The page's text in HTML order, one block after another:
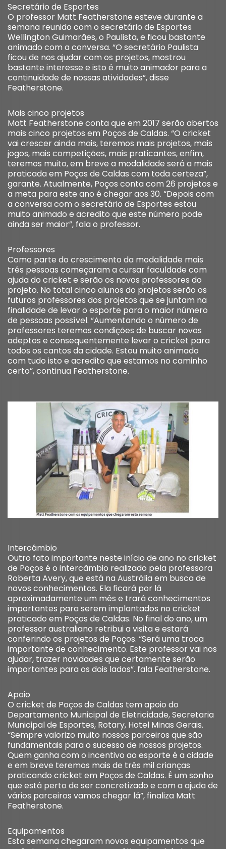
Secretário de Esportes
O professor Matt Featherstone esteve durante a
semana reunido com o secretário de Esportes
Wellington Guimarães, o Paulista, e ficou bastante
animado com a conversa. “O secretário Paulista
ficou de nos ajudar com os projetos, mostrou
bastante interesse e isto é muito animador para a
continuidade de nossas atividades”, disse
Featherstone.
Mais cinco projetos
Matt Featherstone conta que em 2017 serão abertos
mais cinco projetos em Poços de Caldas. “O cricket
vai crescer ainda mais, teremos mais projetos, mais
jogos, mais competições, mais praticantes, enfim,
teremos muito, em breve a modalidade será a mais
praticada em Poços de Caldas com toda certeza”,
garante. Atualmente, Poços conta com 26 projetos e
a meta para este ano é chegar aos 30. “Depois com
a conversa com o secretário de Esportes estou
muito animado e acredito que este número pode
ainda ser maior”, fala o professor.
Professores
Como parte do crescimento da modalidade mais
três pessoas começaram a cursar faculdade com
ajuda do cricket e serão os novos professores do
projeto. No total cinco alunos do projetos serão os
futuros professores dos projetos que se juntam na
finalidade de levar o esporte para o maior número
de pessoas possível. “Aumentando o número de
professores teremos condições de buscar novos
adeptos e consequentemente levar o cricket para
todos os cantos da cidade. Estou muito animado
com tudo isto e acredito que estamos no caminho
certo”, continua Featherstone.
Intercâmbio
Outro fato importante neste início de ano no cricket
de Poços é o intercâmbio realizado pela professora
Roberta Avery, que está na Austrália em busca de
novos conhecimentos. Ela ficará por lá
aproximadamente um mês e trará conhecimentos
importantes para serem implantados no cricket
praticado em Poços de Caldas. No final do ano, um
professor australiano retribui a visita e estará
conferindo os projetos de Poços. “Será uma troca
importante de conhecimento. Este professor vai nos
ajudar, trazer novidades que certamente serão
importantes para os dois lados”. fala Featherstone.
Apoio
O cricket de Poços de Caldas tem apoio do
Departamento Municipal de Eletricidade, Secretaria
Municipal de Esportes, Rotary, Hotel Minas Gerais.
“Sempre valorizo muito nossos parceiros que são
fundamentais para o sucesso de nossos projetos.
Quem ganha com o incentivo ao esporte é a cidade
e em breve teremos mais de três mil crianças
praticando cricket em Poços de Caldas. É um sonho
que está perto de ser concretizado e com a ajuda de
vários parceiros vamos chegar lá”, finaliza Matt
Featherstone.
Equipamentos
Esta semana chegaram novos equipamentos que